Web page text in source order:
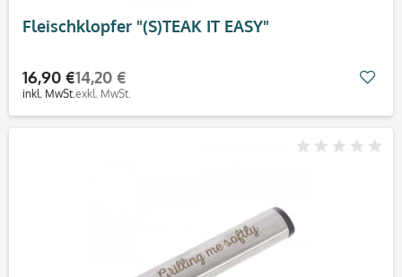
Fleischklopfer "(S)TEAK IT EASY"
16,90 €
inkl. MwSt.
14,20 €
exkl. MwSt.